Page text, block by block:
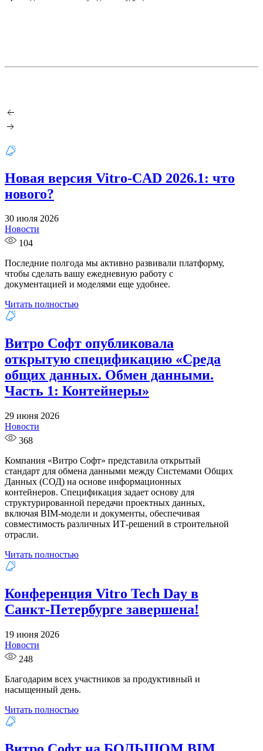
Новая версия Vitro-CAD 2026.1: что
нового?
30 июля 2026
Новости
104
Последние полгода мы активно развивали платформу,
чтобы сделать вашу ежедневную работу с
документацией и моделями еще удобнее.
Читать полностью
Витро Софт опубликовала
открытую спецификацию «Среда
общих данных. Обмен данными.
Часть 1: Контейнеры»
29 июня 2026
Новости
368
Компания «Витро Софт» представила открытый
стандарт для обмена данными между Системами Общих
Данных (СОД) на основе информационных
контейнеров. Спецификация задает основу для
структурированной передачи проектных данных,
включая BIM-модели и документы, обеспечивая
совместимость различных ИТ-решений в строительной
отрасли.
Читать полностью
Конференция Vitro Tech Day в
Санкт-Петербурге завершена!
19 июня 2026
Новости
248
Благодарим всех участников за продуктивный и
насыщенный день.
Читать полностью